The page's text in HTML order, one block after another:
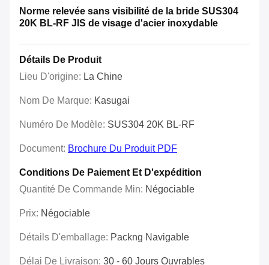
Norme relevée sans visibilité de la bride SUS304
20K BL-RF JIS de visage d'acier inoxydable
Détails De Produit
Lieu D'origine: La Chine
Nom De Marque: Kasugai
Numéro De Modèle: SUS304 20K BL-RF
Document: Brochure Du Produit PDF
Conditions De Paiement Et D'expédition
Quantité De Commande Min: Négociable
Prix: Négociable
Détails D'emballage: Packng Navigable
Délai De Livraison: 30 - 60 Jours Ouvrables